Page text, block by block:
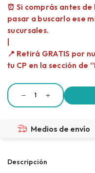
Medios de envío
Descripción